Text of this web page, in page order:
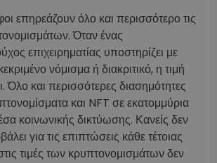
επηρεάζουν όλο και περισσότερο τις
Όταν ένας
επιχειρηματίας υποστηρίζει με
νόμισμα ή διακριτικό, η τιμή
Όλο και περισσότερες διασημότητες
και NFT σε εκατομμύρια
κοινωνικής δικτύωσης. Κανείς δεν
για τις επιπτώσεις κάθε τέτοιας
τιμές των κρυπτονομισμάτων δεν